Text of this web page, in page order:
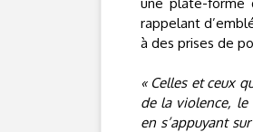
rappelant
à des prises de
« Celles et ceux
de la violence, le
en s’appuyant